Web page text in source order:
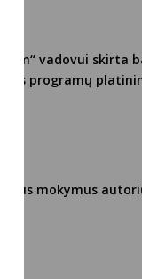
vadovui skirta
programų
mokymus